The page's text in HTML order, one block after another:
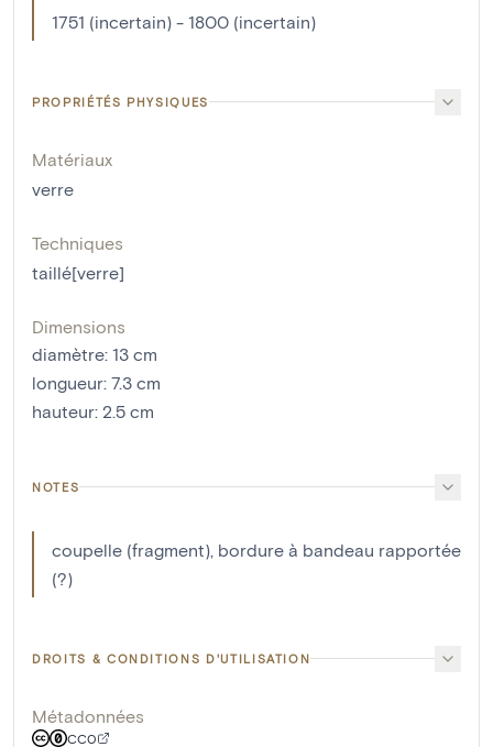
1751 (incertain) - 1800 (incertain)
PROPRIÉTÉS PHYSIQUES
Matériaux
verre
Techniques
taillé[verre]
Dimensions
diamètre: 13 cm
longueur: 7.3 cm
hauteur: 2.5 cm
NOTES
coupelle (fragment), bordure à bandeau rapportée
(?)
DROITS & CONDITIONS D'UTILISATION
Métadonnées
CC0